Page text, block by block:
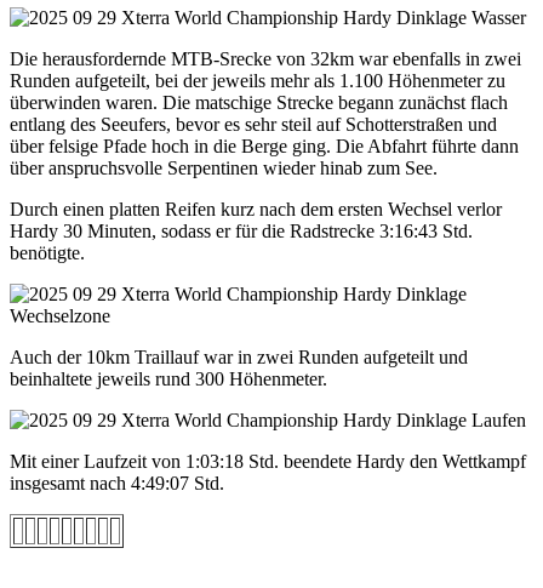
Die herausfordernde MTB-Srecke von 32km war ebenfalls in zwei
Runden aufgeteilt, bei der jeweils mehr als 1.100 Höhenmeter zu
überwinden waren. Die matschige Strecke begann zunächst flach
entlang des Seeufers, bevor es sehr steil auf Schotterstraßen und
über felsige Pfade hoch in die Berge ging. Die Abfahrt führte dann
über anspruchsvolle Serpentinen wieder hinab zum See.
Durch einen platten Reifen kurz nach dem ersten Wechsel verlor
Hardy 30 Minuten, sodass er für die Radstrecke 3:16:43 Std.
benötigte.
Auch der 10km Traillauf war in zwei Runden aufgeteilt und
beinhaltete jeweils rund 300 Höhenmeter.
Mit einer Laufzeit von 1:03:18 Std. beendete Hardy den Wettkampf
insgesamt nach 4:49:07 Std.